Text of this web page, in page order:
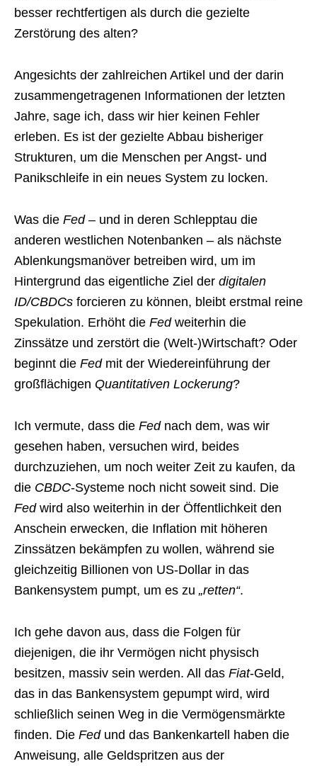
besser rechtfertigen als durch die gezielte
Zerstörung des alten?
Angesichts der zahlreichen Artikel und der darin
zusammengetragenen Informationen der letzten
Jahre, sage ich, dass wir hier keinen Fehler
erleben. Es ist der gezielte Abbau bisheriger
Strukturen, um die Menschen per Angst- und
Panikschleife in ein neues System zu locken.
Was die Fed– und in deren Schlepptau die
anderen westlichen Notenbanken – als nächste
Ablenkungsmanöver betreiben wird, um im
Hintergrund das eigentliche Ziel der digitalen
ID/CBDCs forcieren zu können, bleibt erstmal reine
Spekulation. Erhöht die Fedweiterhin die
Zinssätze und zerstört die (Welt-)Wirtschaft? Oder
beginnt die Fedmit der Wiedereinführung der
großflächigen Quantitativen Lockerung?
Ich vermute, dass die Fednach dem, was wir
gesehen haben, versuchen wird, beides
durchzuziehen, um noch weiter Zeit zu kaufen, da
die CBDC-Systeme noch nicht soweit sind. Die
Fedwird also weiterhin in der Öffentlichkeit den
Anschein erwecken, die Inflation mit höheren
Zinssätzen bekämpfen zu wollen, während sie
gleichzeitig Billionen von US-Dollar in das
Bankensystem pumpt, um es zu „retten“.
Ich gehe davon aus, dass die Folgen für
diejenigen, die ihr Vermögen nicht physisch
besitzen, massiv sein werden. All das Fiat-Geld,
das in das Bankensystem gepumpt wird, wird
schließlich seinen Weg in die Vermögensmärkte
finden. Die Fedund das Bankenkartell haben die
Anweisung, alle Geldspritzen aus der